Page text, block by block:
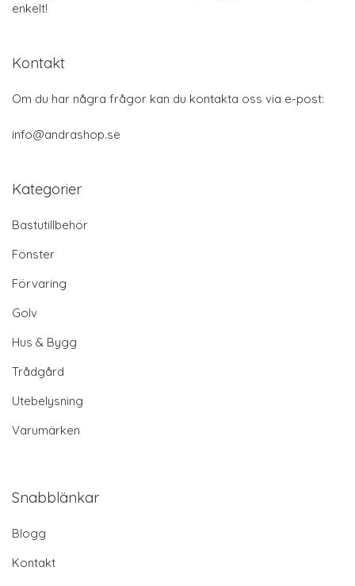
enkelt!
Kontakt
Om du har några frågor kan du kontakta oss via e-post:
info@andrashop.se
Kategorier
Bastutillbehör
Fönster
Förvaring
Golv
Hus & Bygg
Trådgård
Utebelysning
Varumärken
Snabblänkar
Blogg
Kontakt